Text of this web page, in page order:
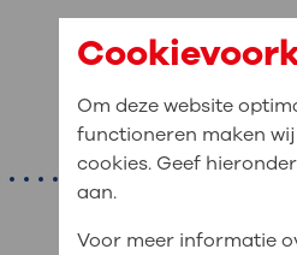
Om deze website
functioneren maken
cookies. Geef
aan.
Voor meer informatie